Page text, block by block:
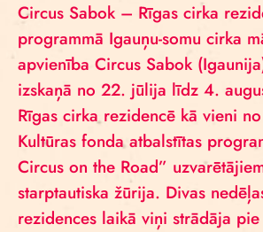
Circus Sabok – Rīgas cirka
programmā Igauņu-somu cirka
apvienība Circus Sabok
izskaņā no 22. jūlija līdz 4.
Rīgas cirka rezidencē kā vieni
Kultūras fonda atbalstītas
Circus on the Road”
starptautiska žūrija. Divas
rezidences laikā viņi strādāja pie